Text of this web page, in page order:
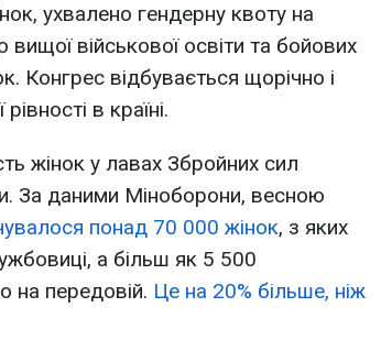
ухвалено гендерну квоту на
військової освіти та бойових
Конгрес відбувається щорічно і
в країні.
жінок у лавах Збройних сил
За даними Міноборони, весною
понад 70 000 жінок, з яких
а більш як 5 500
на передовій. Це на 20% більше, ніж